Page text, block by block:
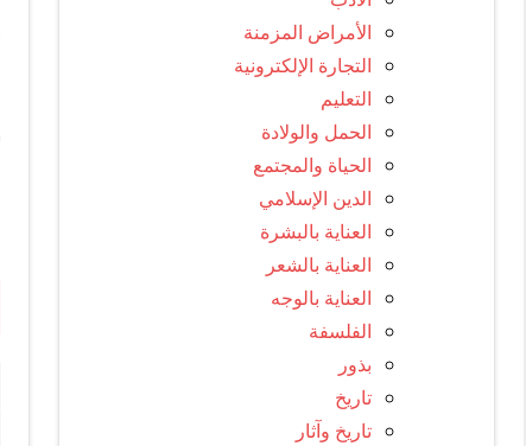
الأمراض المزمنة
التجارة الإلكترونية
التعليم
الحمل والولادة
الحياة والمجتمع
الدين الإسلامي
العناية بالبشرة
العناية بالشعر
العناية بالوجه
الفلسفة
بذور
تاريخ
تاريخ وآثار